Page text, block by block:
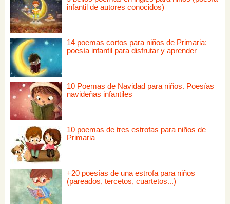
infantil de autores conocidos)
14 poemas cortos para niños de Primaria:
poesía infantil para disfrutar y aprender
10 Poemas de Navidad para niños. Poesías
navideñas infantiles
10 poemas de tres estrofas para niños de
Primaria
+20 poesías de una estrofa para niños
(pareados, tercetos, cuartetos...)